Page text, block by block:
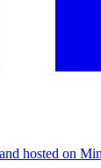
hosted on